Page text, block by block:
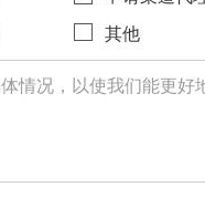
其他